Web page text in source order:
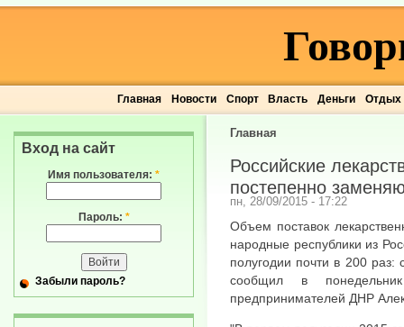
Главная Новости Спорт Власть Деньги Отдых
Главная
Российские
постепенно
пн, 28/09/2015 - 17:22
Объем поставок
народные республики из
полугодии почти в 200
сообщил в
предпринимателей ДНР
Вход на сайт
Имя пользователя: *
Пароль: *
Забыли пароль?